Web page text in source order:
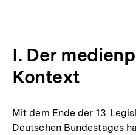
I. Der
Kontext
Mit dem Ende der 13.
Deutschen Bundestages